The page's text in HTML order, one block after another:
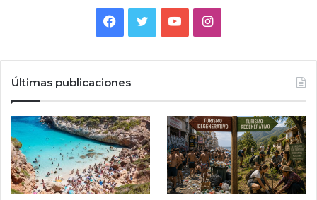
Facebook
TwitterYouTubeInstagram
Últimas publicaciones